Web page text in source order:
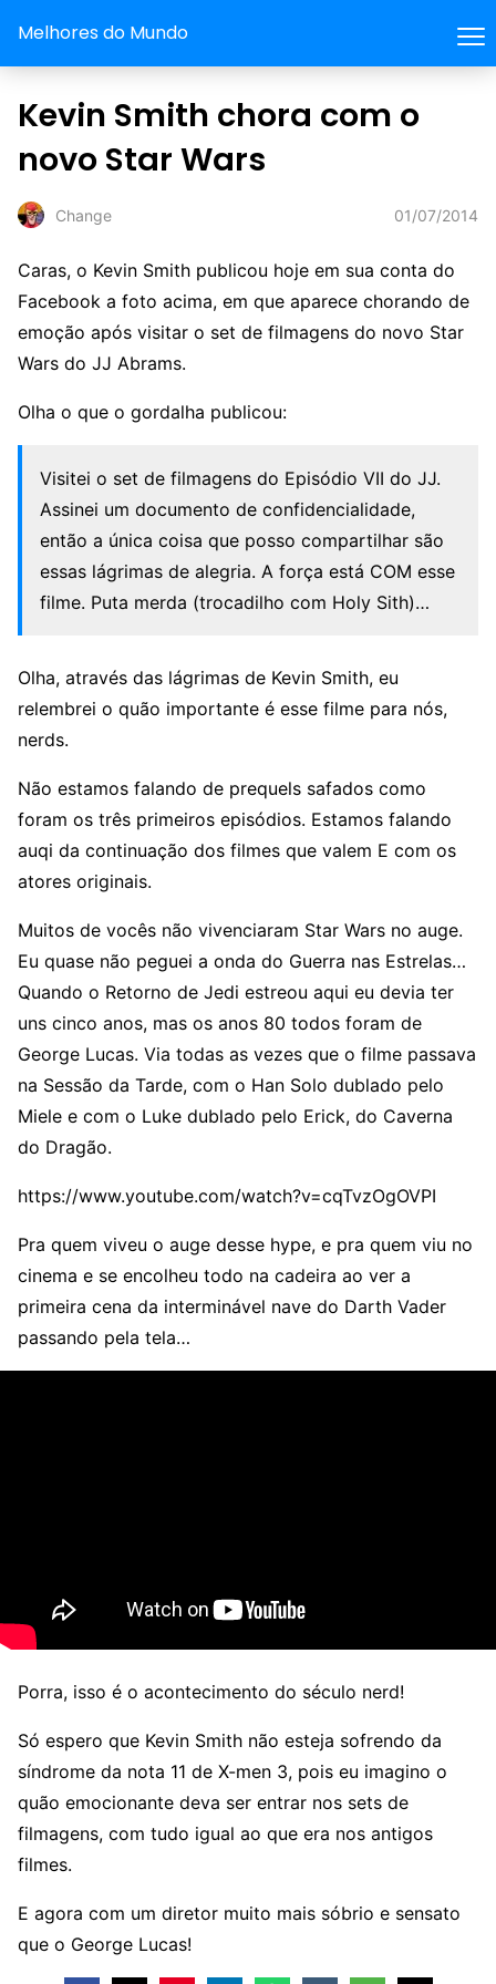
Melhores do Mundo
Kevin Smith chora com o
novo Star Wars
Change 01/07/2014
Caras, o Kevin Smith publicou hoje em sua conta do
Facebook a foto acima, em que aparece chorando de
emoção após visitar o set de filmagens do novo Star
Wars do JJ Abrams.
Olha o que o gordalha publicou:
Visitei o set de filmagens do Episódio VII do JJ.
Assinei um documento de confidencialidade,
então a única coisa que posso compartilhar são
essas lágrimas de alegria. A força está COM esse
filme. Puta merda (trocadilho com Holy Sith)…
Olha, através das lágrimas de Kevin Smith, eu
relembrei o quão importante é esse filme para nós,
nerds.
Não estamos falando de prequels safados como
foram os três primeiros episódios. Estamos falando
auqi da continuação dos filmes que valem E com os
atores originais.
Muitos de vocês não vivenciaram Star Wars no auge.
Eu quase não peguei a onda do Guerra nas Estrelas…
Quando o Retorno de Jedi estreou aqui eu devia ter
uns cinco anos, mas os anos 80 todos foram de
George Lucas. Via todas as vezes que o filme passava
na Sessão da Tarde, com o Han Solo dublado pelo
Miele e com o Luke dublado pelo Erick, do Caverna
do Dragão.
https://www.youtube.com/watch?v=cqTvzOgOVPI
Pra quem viveu o auge desse hype, e pra quem viu no
cinema e se encolheu todo na cadeira ao ver a
primeira cena da interminável nave do Darth Vader
passando pela tela…
Porra, isso é o acontecimento do século nerd!
Só espero que Kevin Smith não esteja sofrendo da
síndrome da nota 11 de X-men 3, pois eu imagino o
quão emocionante deva ser entrar nos sets de
filmagens, com tudo igual ao que era nos antigos
filmes.
E agora com um diretor muito mais sóbrio e sensato
que o George Lucas!